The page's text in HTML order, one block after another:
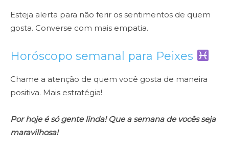
Esteja alerta para não ferir os sentimentos de quem
gosta. Converse com mais empatia.
Horóscopo semanal para Peixes
Chame a atenção de quem você gosta de maneira
positiva. Mais estratégia!
Por hoje é só gente linda! Que a semana de vocês seja
maravilhosa!